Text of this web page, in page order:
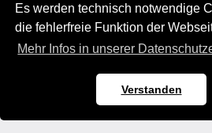
Es werden technisch notwendige
die fehlerfreie Funktion der
Mehr Infos in unserer
Verstanden